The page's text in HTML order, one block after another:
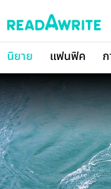
นิยาย แฟนฟิค